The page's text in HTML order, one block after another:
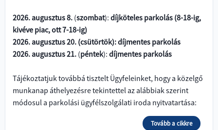
2026. augusztus 8. (szombat): díjköteles parkolás (8-18-ig,
kivéve piac, ott 7-18-ig)
2026. augusztus 20. (csütörtök): díjmentes parkolás
2026. augusztus 21. (péntek): díjmentes parkolás
Tájékoztatjuk továbbá tisztelt Ügyfeleinket, hogy a közelgő
munkanap áthelyezésre tekintettel az alábbiak szerint
módosul a parkolási ügyfélszolgálati iroda nyitvatartása:
Tovább a cikkre